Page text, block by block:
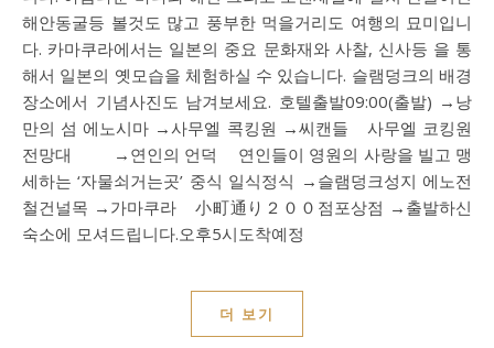
해안동굴등 볼것도 많고 풍부한 먹을거리도 여행의 묘미입니
다. 카마쿠라에서는 일본의 중요 문화재와 사찰, 신사등 을 통
해서 일본의 옛모습을 체험하실 수 있습니다. 슬램덩크의 배경
장소에서 기념사진도 남겨보세요. 호텔출발09:00(출발) →낭
만의 섬 에노시마 →사무엘 콕킹원 →씨캔들 사무엘 코킹원
전망대 ​ →연인의 언덕 연인들이 영원의 사랑을 빌고 맹
세하는 ‘자물쇠거는곳’ 중식 일식정식 →슬램덩크성지 에노전
철건널목 →가마쿠라 小町通り２００점포상점 →출발하신
숙소에 모셔드립니다.오후5시도착예정
더 보기